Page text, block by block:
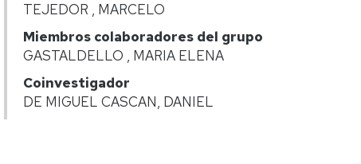
TEJEDOR , MARCELO
Miembros colaboradores del grupo
GASTALDELLO , MARIA ELENA
Coinvestigador
DE MIGUEL CASCAN, DANIEL